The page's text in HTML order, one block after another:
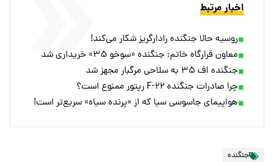
اخبار مرتبط
روسیه حالا جنگنده رادارگریز شکار می‌کند!
معاون قرارگاه خاتم: جنگنده «سوخو ۳۵» خریداری شد
جنگنده اف ۳۵ به سلاحی مرگبار مجهز شد
چرا صادرات جنگنده F-۲۲ رپتور ممنوع است؟
هواپیمای جاسوسی سیا که از «پرنده سیاه» سریع‌تر است!
جنگنده